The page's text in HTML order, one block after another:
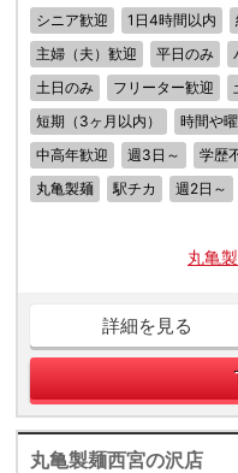
シニア歓迎 1日4時間以内
主婦（夫）歓迎
平日のみ
土日のみ
フリーター歓迎
短期（3ヶ月以内）
時間や
中高年歓迎
週3日～ 学歴
丸亀製麺
駅チカ 週2日～
丸亀
詳細を見る
丸亀製麺西宮の沢店